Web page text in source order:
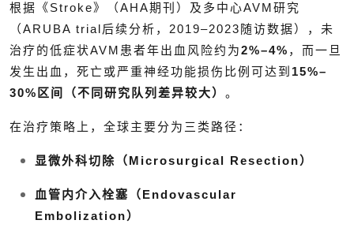
根据《Stroke》（AHA期刊）及多中心AVM研究
（ARUBA trial后续分析，2019–2023随访数据），未
治疗的低症状AVM患者年出血风险约为2%–4% ，而一旦
发生出血，死亡或严重神经功能损伤比例可达到 15%–
30%区间（不同研究队列差异较大） 。
在治疗策略上，全球主要分为三类路径：
显微外科切除（Microsurgical Resection）
血管内介入栓塞（Endovascular
Embolization）